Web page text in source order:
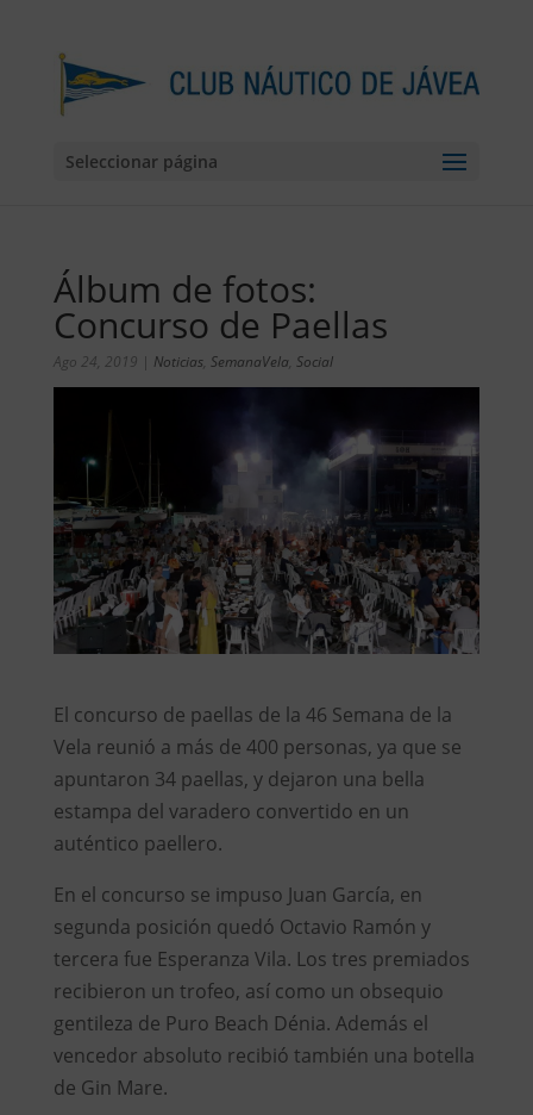
Seleccionar página
Álbum de fotos:
Concurso de Paellas
Ago 24, 2019 | Noticias, SemanaVela Social
El concurso de paellas de la 46 Semana de la
Vela reunió a más de 400 personas, ya que se
apuntaron 34 paellas, y dejaron una bella
estampa del varadero convertido en un
auténtico paellero.
En el concurso se impuso Juan García, en
segunda posición quedó Octavio Ramón y
tercera fue Esperanza Vila. Los tres premiados
recibieron un trofeo, así como un obsequio
gentileza de Puro Beach Dénia. Además el
vencedor absoluto recibió también una botella
de Gin Mare.